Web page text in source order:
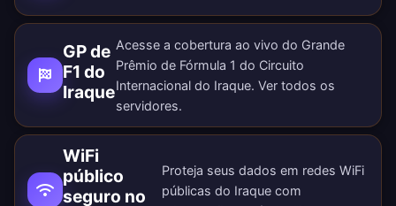
GP de
F1 do
Iraque
Acesse a cobertura ao vivo do Grande
Prêmio de Fórmula 1 do Circuito
Internacional do Iraque. Ver todos os
servidores.
WiFi
público
seguro no
Proteja seus dados em redes WiFi
públicas do Iraque com